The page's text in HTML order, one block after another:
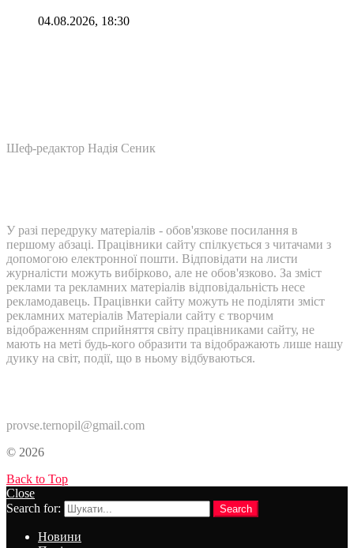
04.08.2026, 18:30
Шеф-редактор Надія Сеник
У разі передруку матеріалів - обов'язкове посилання в
першому абзаці. Працівники сайту спілкується з читачами з
допомогою електронної пошти. Відповідати на листи
журналісти можуть вибірково, але не обов'язково. За зміст
реклами та рекламних матеріалів відповідальність несе
рекламодавець. Працівнки сайту можуть не поділяти зміст
рекламних матеріалів Матеріали сайту є творчим
відображенням сприйняття світу працівниками сайту, не
мають на меті будь-кого образити та відображають лише нашу
дуику на світ, події, що в ньому відбуваються.
provse.ternopil@gmail.com
© 2026
Back to Top
Close
Search for:
Search
Новини